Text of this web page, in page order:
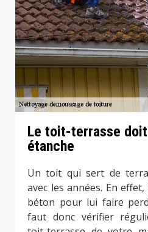
Le toit-terrasse
étanche
Un toit qui sert de
avec les années. En effet,
béton pour lui faire
faut donc vérifier